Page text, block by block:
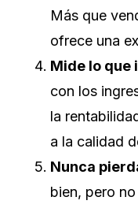
Más que
ofrece una
Mide lo que
con los
la
a la calidad
Nunca
bien, pero